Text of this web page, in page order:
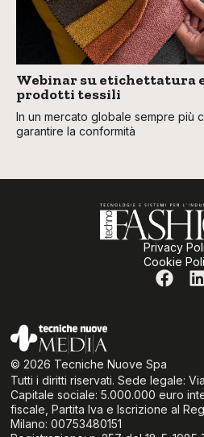
Webinar su etichettatura
prodotti tessili
In un mercato globale sempre più
garantire la conformità
Privacy
Cookie
© 2026 Tecniche Nuove Spa
Tutti i diritti riservati. Sede legale:
Capitale sociale: 5.000.000 euro
fiscale, Partita Iva e Iscrizione al
Milano: 00753480151